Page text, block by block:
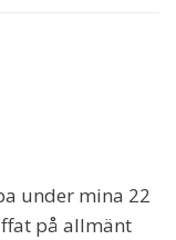
under mina 22
på allmänt